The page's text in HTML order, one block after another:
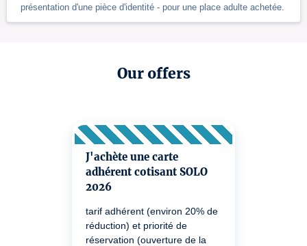
Our offers
J'achète une carte
adhérent cotisant SOLO
2026
tarif adhérent (environ 20% de
réduction) et priorité de
réservation (ouverture de la
présentation d'une pièce d'identité - pour une place adulte achetée.